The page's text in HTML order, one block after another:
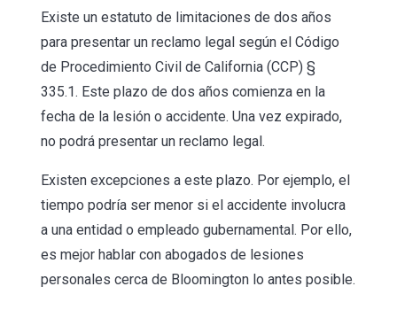
Existe un estatuto de limitaciones de dos años
para presentar un reclamo legal según el Código
de Procedimiento Civil de California (CCP) §
335.1. Este plazo de dos años comienza en la
fecha de la lesión o accidente. Una vez expirado,
no podrá presentar un reclamo legal.
Existen excepciones a este plazo. Por ejemplo, el
tiempo podría ser menor si el accidente involucra
a una entidad o empleado gubernamental. Por ello,
es mejor hablar con abogados de lesiones
personales cerca de Bloomington lo antes posible.